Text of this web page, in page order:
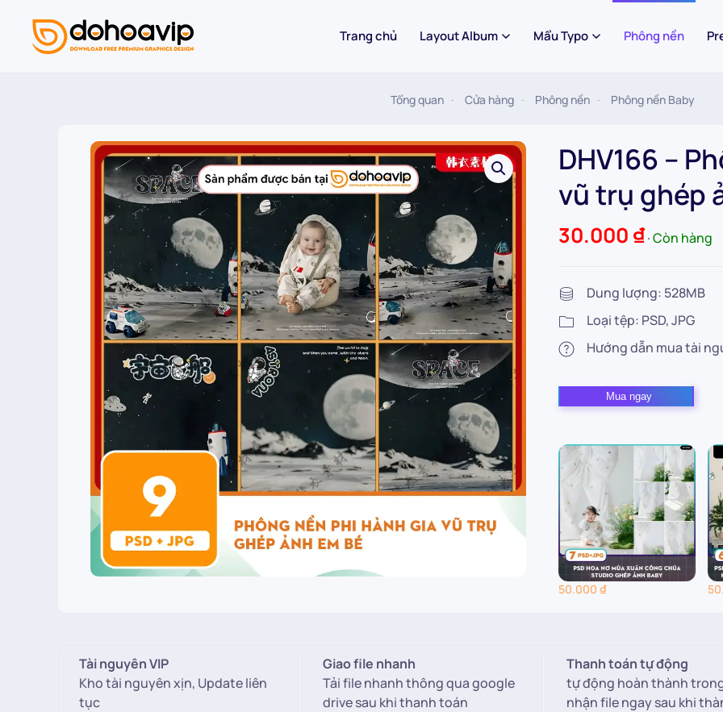
Skip to main content
Trang chủ Layout Album Mẩu Typo Phông nền
Tổng quan Cửa hàng Phông nền Phông nền Baby
DHV166 –
vũ trụ ghép
30.000 ₫∙Còn hàng
Dung lượng: 528MB
Loại tệp: PSD, JPG
Hướng dẫn mua tài
–
nền
phi
hành
gia
vũ
trụ
ghép
ảnh
lượng
Mua ngay
50.000 ₫
Tài nguyên VIP
Kho tài nguyên xịn, Update liên
tục
Giao file nhanh
Tải file nhanh thông qua google
drive sau khi thanh toán
Thanh toán tự động
tự động hoàn thành
nhận file ngay sau khi